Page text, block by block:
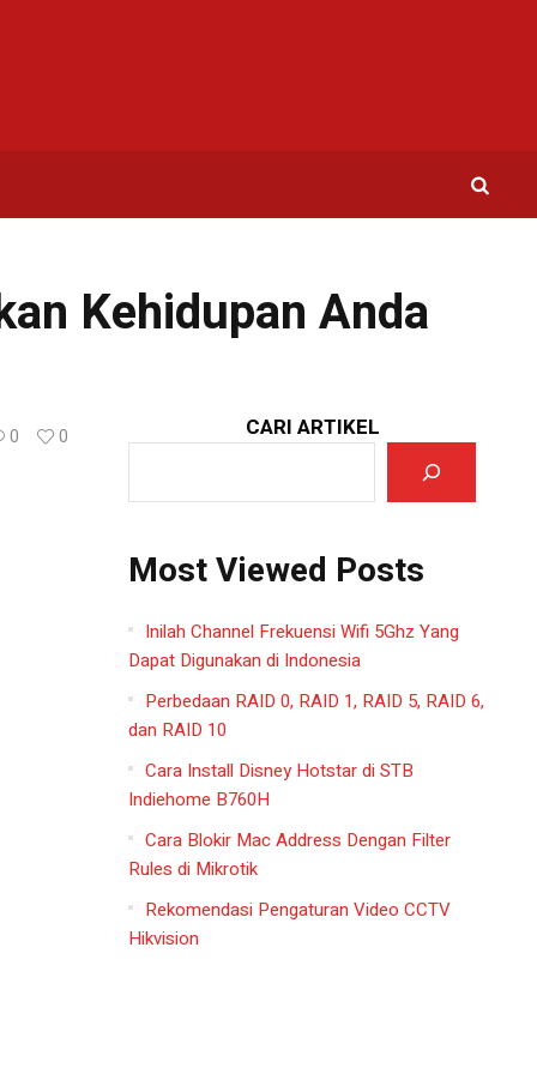
Kehidupan Anda
0 0 CARI ARTIKEL
Most Viewed Posts
Inilah Channel Frekuensi Wifi 5Ghz Yang
Dapat Digunakan di Indonesia
Perbedaan RAID 0, RAID 1, RAID 5, RAID 6,
dan RAID 10
Cara Install Disney Hotstar di STB
Indiehome B760H
Cara Blokir Mac Address Dengan Filter
Rules di Mikrotik
Rekomendasi Pengaturan Video CCTV
Hikvision